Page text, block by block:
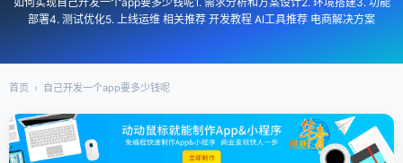
部署4. 测试优化5. 上线运维 相关推荐 开发教程 AI工具推荐 电商解决方案
首页 › 自己开发一个app要多少钱呢